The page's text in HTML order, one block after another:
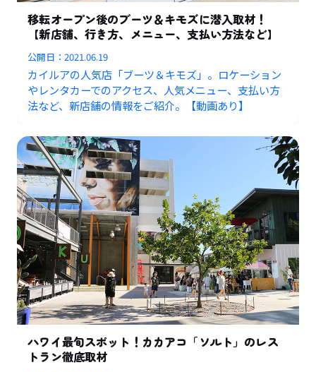
移転オープン後のブーツ＆キモズに潜入取材！
【新店舗、行き方、メニュー、支払い方法など】
公開日：2021.06.19
カイルアの人気店「ブーツ＆キモズ」。ロケーション
やレンタカーでのアクセス、人気メニュー、支払い方
法など、新店舗の情報をご紹介。【動画あり】
ハワイ最旬スポット！カカアコ「ソルト」のレス
トラン徹底取材